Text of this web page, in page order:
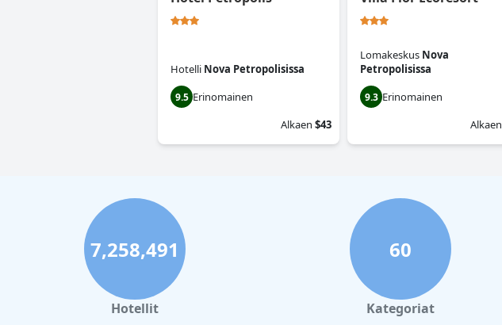
Hotelli Nova Petropolisissa
9.5 Erinomainen
Alkaen $43
Lomakeskus Nova
Petropolisissa
9.3 Erinomainen
Alkaen
7,258,491
Hotellit
60
Kategoriat